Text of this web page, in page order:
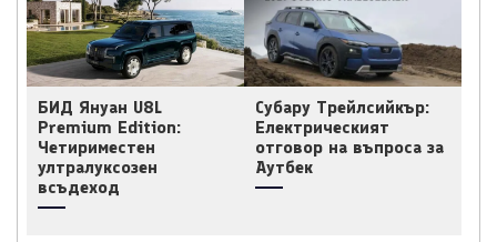
БИД Януан U8L
Premium Edition:
Четириместен
ултралуксозен
всъдеход
Субару Трейлсийкър:
Електрическият
отговор на въпроса за
Аутбек